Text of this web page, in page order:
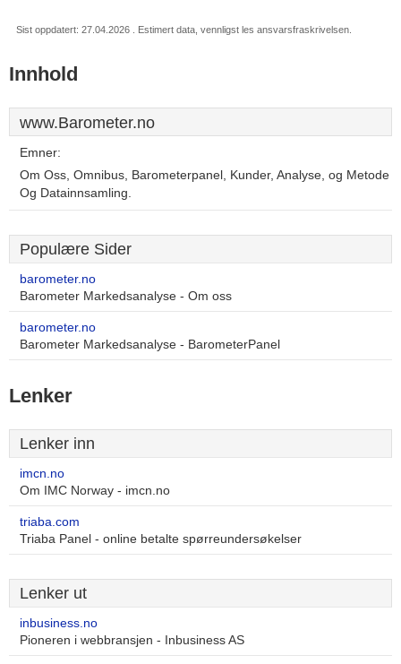
Sist oppdatert: 27.04.2026 . Estimert data, vennligst les ansvarsfraskrivelsen.
Innhold
www.Barometer.no
Emner:
Om Oss, Omnibus, Barometerpanel, Kunder, Analyse, og Metode
Og Datainnsamling.
Populære Sider
barometer.no
Barometer Markedsanalyse - Om oss
barometer.no
Barometer Markedsanalyse - BarometerPanel
Lenker
Lenker inn
imcn.no
Om IMC Norway - imcn.no
triaba.com
Triaba Panel - online betalte spørreundersøkelser
Lenker ut
inbusiness.no
Pioneren i webbransjen - Inbusiness AS